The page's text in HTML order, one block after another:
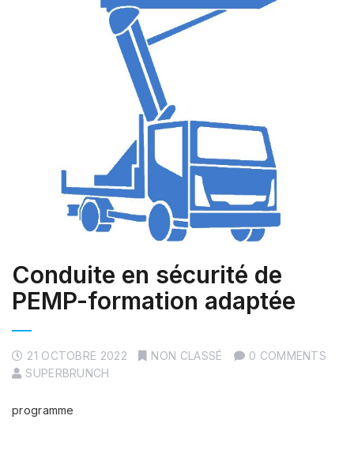
Conduite en sécurité de
PEMP-formation adaptée
21 OCTOBRE 2022 NON CLASSÉ
0 COMMENTS
SUPERBRUNCH
programme